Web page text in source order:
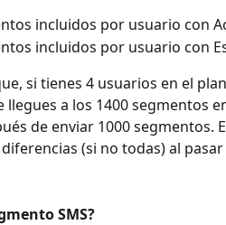
incluidos por usuario con
incluidos por usuario con
si tienes 4 usuarios en el
llegues a los 1400 segmentos
de enviar 1000 segmentos.
(si no todas) al
SMS?